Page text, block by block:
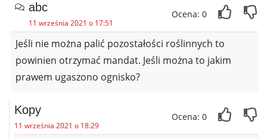
abc
11 września 2021 o 17:51
Ocena: 0
Jeśli nie można palić pozostałości roślinnych to
powinien otrzymać mandat. Jeśli można to jakim
prawem ugaszono ognisko?
Kopy
11 września 2021 o 18:29
Ocena: 0